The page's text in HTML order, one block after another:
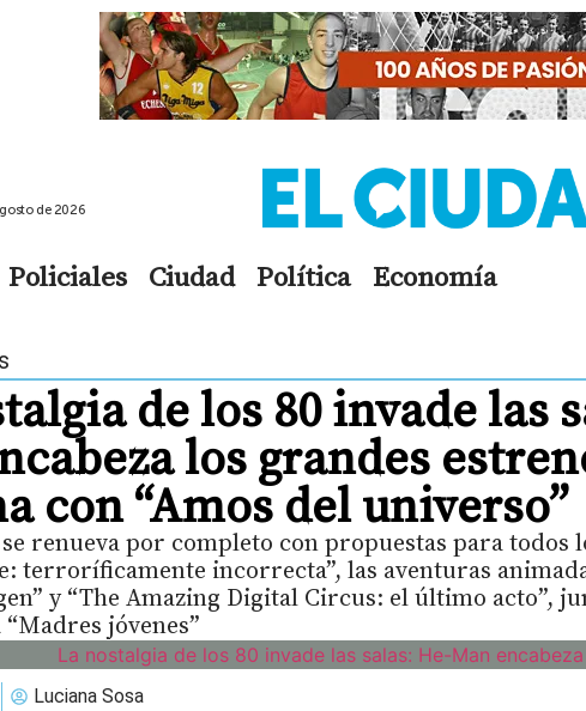
de 2026
Policiales Ciudad Política Economía
de los 80 invade las
los grandes
con “Amos del universo”
renueva por completo con propuestas para todos
terroríficamente incorrecta”, las aventuras
y “The Amazing Digital Circus: el último acto”,
jóvenes”
Luciana Sosa